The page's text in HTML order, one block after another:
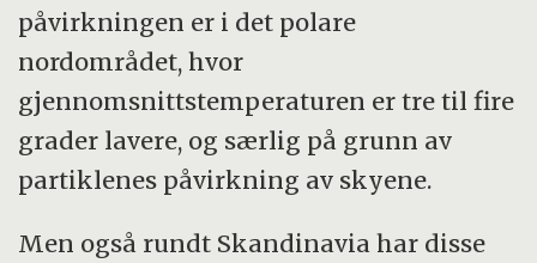
påvirkningen er i det polare
nordområdet, hvor
gjennomsnittstemperaturen er tre til fire
grader lavere, og særlig på grunn av
partiklenes påvirkning av skyene.
Men også rundt Skandinavia har disse